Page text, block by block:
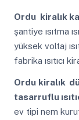
Ordu kiralık
şantiye ısıtma
yüksek voltaj
fabrika ısıtıcı
Ordu kiralık
tasarruflu
ev tipi nem